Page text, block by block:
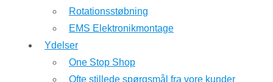
Rotationsstøbning
EMS Elektronikmontage
Ydelser
One Stop Shop
Ofte stillede spørgsmål fra vore kunder